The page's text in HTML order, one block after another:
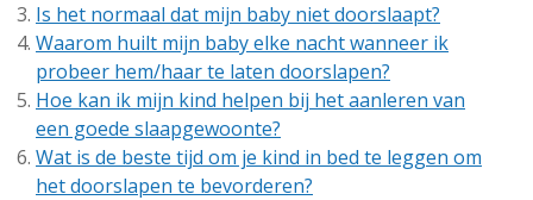
Is het normaal dat mijn baby niet doorslaapt?
Waarom huilt mijn baby elke nacht wanneer ik
probeer hem/haar te laten doorslapen?
Hoe kan ik mijn kind helpen bij het aanleren van
een goede slaapgewoonte?
Wat is de beste tijd om je kind in bed te leggen om
het doorslapen te bevorderen?